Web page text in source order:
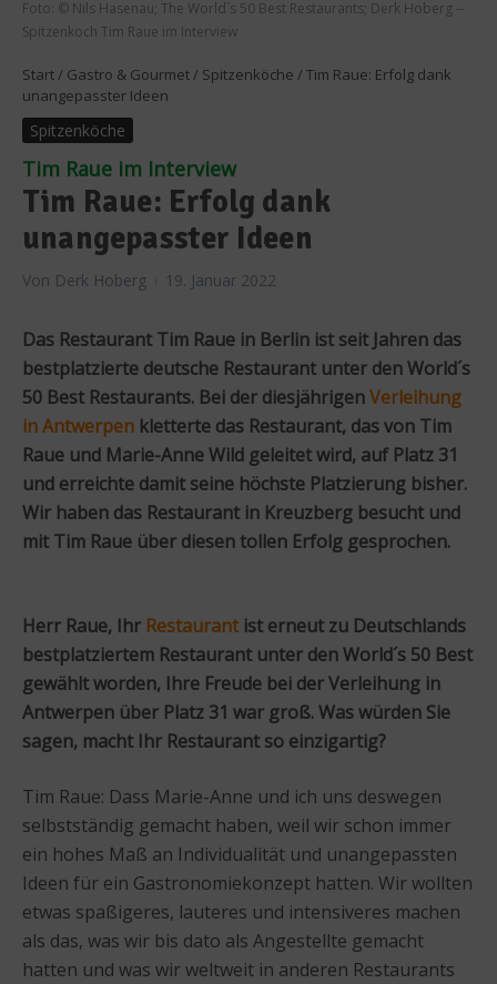
Foto: © Nils Hasenau; The World´s 50 Best Restaurants; Derk Hoberg --
Spitzenkoch Tim Raue im Interview
Start / Gastro & Gourmet / Spitzenköche / Tim Raue: Erfolg dank
unangepasster Ideen
Spitzenköche
Tim Raue im Interview
Tim Raue: Erfolg dank
unangepasster Ideen
Von Derk Hoberg 19. Januar 2022
Das Restaurant Tim Raue in Berlin ist seit Jahren das
bestplatzierte deutsche Restaurant unter den World´s
50 Best Restaurants. Bei der diesjährigenVerleihung
in Antwerpen kletterte das Restaurant, das von Tim
Raue und Marie-Anne Wild geleitet wird, auf Platz 31
und erreichte damit seine höchste Platzierung bisher.
Wir haben das Restaurant in Kreuzberg besucht und
mit Tim Raue über diesen tollen Erfolg gesprochen.
Herr Raue, Ihr Restaurantist erneut zu Deutschlands
bestplatziertem Restaurant unter den World´s 50 Best
gewählt worden, Ihre Freude bei der Verleihung in
Antwerpen über Platz 31 war groß. Was würden Sie
sagen, macht Ihr Restaurant so einzigartig?
Tim Raue: Dass Marie-Anne und ich uns deswegen
selbstständig gemacht haben, weil wir schon immer
ein hohes Maß an Individualität und unangepassten
Ideen für ein Gastronomiekonzept hatten. Wir wollten
etwas spaßigeres, lauteres und intensiveres machen
als das, was wir bis dato als Angestellte gemacht
hatten und was wir weltweit in anderen Restaurants